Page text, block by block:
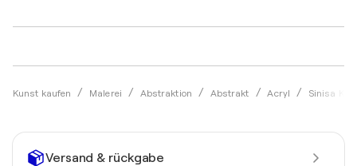
Kunst kaufen Malerei Abstraktion Abstrakt Acryl Sinisa
Versand & rückgabe